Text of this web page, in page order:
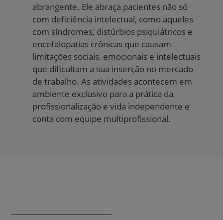
abrangente. Ele abraça pacientes não só
com deficiência intelectual, como aqueles
com síndromes, distúrbios psiquiátricos e
encefalopatias crônicas que causam
limitações sociais, emocionais e intelectuais
que dificultam a sua inserção no mercado
de trabalho. As atividades acontecem em
ambiente exclusivo para a prática da
profissionalização e vida independente e
conta com equipe multiprofissional.